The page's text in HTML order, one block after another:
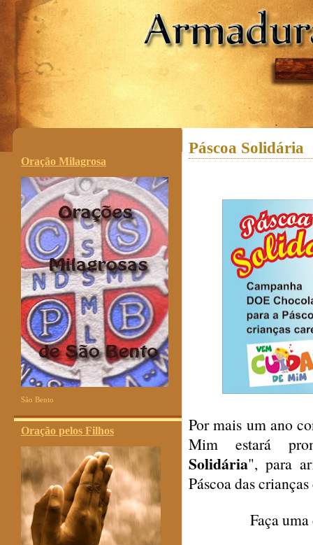
.
Oração Milagrosa
São Bento
Oração pelos Filhos
Páscoa Solidária
Por mais um ano
Mim estará
Solidária", para
Páscoa das
Faça